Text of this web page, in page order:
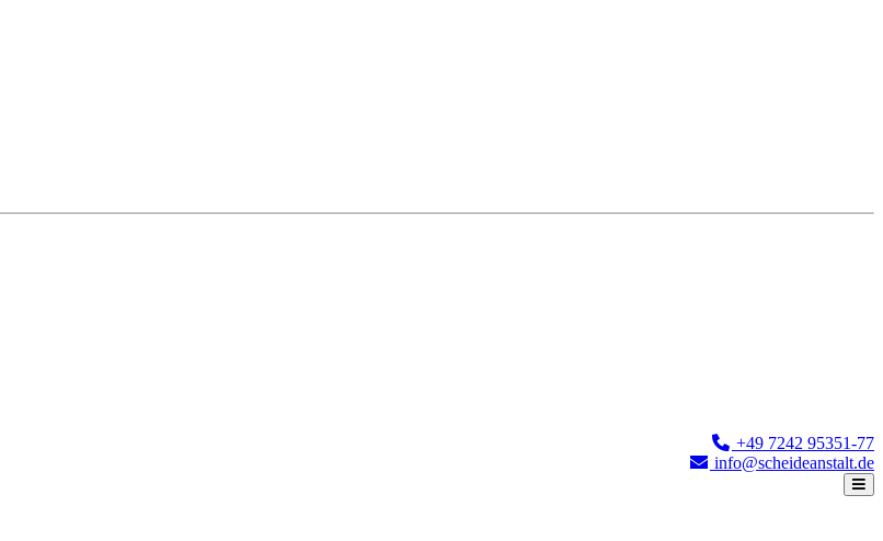
+49 7242 95351-77
info@scheideanstalt.de